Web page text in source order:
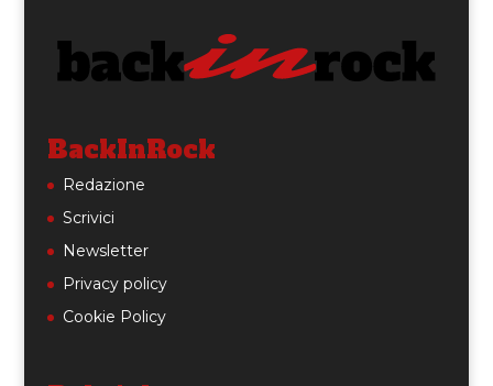
BackInRock
Redazione
Scrivici
Newsletter
Privacy policy
Cookie Policy